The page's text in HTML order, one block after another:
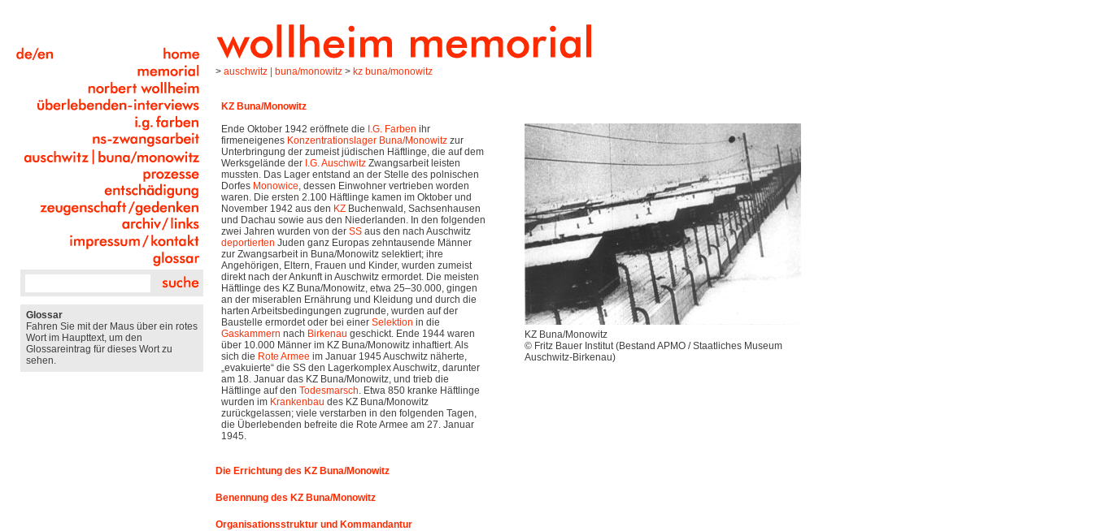
Glossar
Fahren Sie mit der Maus über ein rotes
Wort im Haupttext, um den
Glossareintrag für dieses Wort zu
sehen.
> auschwitz | buna/monowitz > kz buna/monowitz
KZ Buna/Monowitz
KZ Buna/Monowitz
© Fritz Bauer Institut (Bestand APMO / Staatliches Museum
Auschwitz-Birkenau)
Ende Oktober 1942 eröffnete die I.G. Farben ihr
firmeneigenes Konzentrationslager Buna/Monowitz zur
Unterbringung der zumeist jüdischen Häftlinge, die auf dem
Werksgelände der I.G. Auschwitz Zwangsarbeit leisten
mussten. Das Lager entstand an der Stelle des polnischen
Dorfes Monowice, dessen Einwohner vertrieben worden
waren. Die ersten 2.100 Häftlinge kamen im Oktober und
November 1942 aus den KZ Buchenwald, Sachsenhausen
und Dachau sowie aus den Niederlanden. In den folgenden
zwei Jahren wurden von der SS aus den nach Auschwitz
deportierten Juden ganz Europas zehntausende Männer
zur Zwangsarbeit in Buna/Monowitz selektiert; ihre
Angehörigen, Eltern, Frauen und Kinder, wurden zumeist
direkt nach der Ankunft in Auschwitz ermordet. Die meisten
Häftlinge des KZ Buna/Monowitz, etwa 25–30.000, gingen
an der miserablen Ernährung und Kleidung und durch die
harten Arbeitsbedingungen zugrunde, wurden auf der
Baustelle ermordet oder bei einer Selektion in die
Gaskammern nach Birkenau geschickt. Ende 1944 waren
über 10.000 Männer im KZ Buna/Monowitz inhaftiert. Als
sich die Rote Armee im Januar 1945 Auschwitz näherte,
„evakuierte“ die SS den Lagerkomplex Auschwitz, darunter
am 18. Januar das KZ Buna/Monowitz, und trieb die
Häftlinge auf den Todesmarsch. Etwa 850 kranke Häftlinge
wurden im Krankenbau des KZ Buna/Monowitz
zurückgelassen; viele verstarben in den folgenden Tagen,
die Überlebenden befreite die Rote Armee am 27. Januar
1945.
Die Errichtung des KZ Buna/Monowitz
Benennung des KZ Buna/Monowitz
Organisationsstruktur und Kommandantur